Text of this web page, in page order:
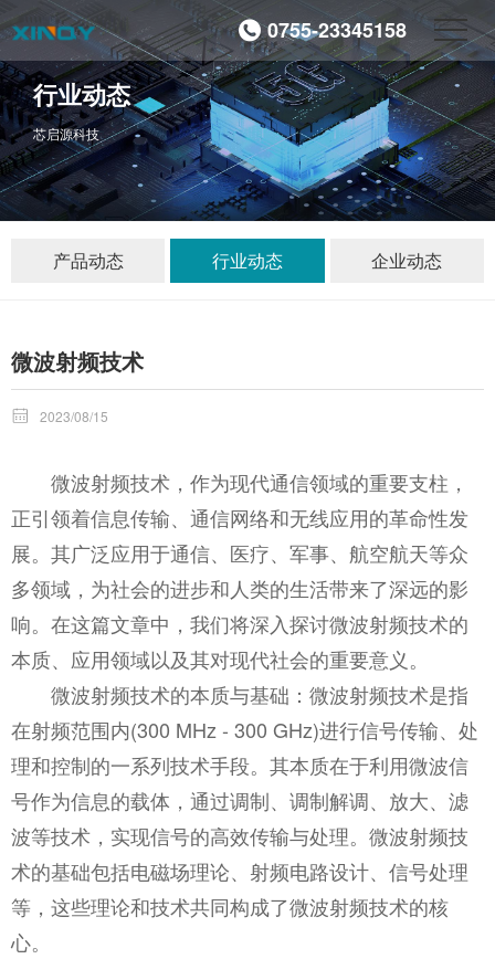
0755-23345158
行业动态
芯启源科技
产品动态 行业动态 企业动态
微波射频技术
 2023/08/15
微波射频技术，作为现代通信领域的重要支柱，
正引领着信息传输、通信网络和无线应用的革命性发
展。其广泛应用于通信、医疗、军事、航空航天等众
多领域，为社会的进步和人类的生活带来了深远的影
响。在这篇文章中，我们将深入探讨微波射频技术的
本质、应用领域以及其对现代社会的重要意义。
微波射频技术的本质与基础：微波射频技术是指
在射频范围内(300 MHz - 300 GHz)进行信号传输、处
理和控制的一系列技术手段。其本质在于利用微波信
号作为信息的载体，通过调制、调制解调、放大、滤
波等技术，实现信号的高效传输与处理。微波射频技
术的基础包括电磁场理论、射频电路设计、信号处理
等，这些理论和技术共同构成了微波射频技术的核
心。